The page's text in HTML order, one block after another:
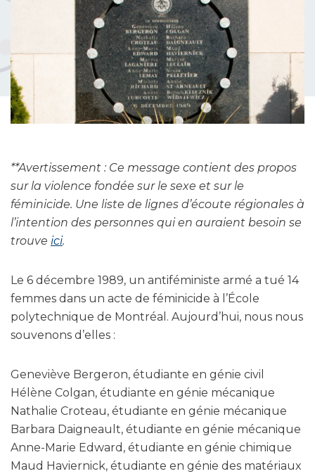
**Avertissement : Ce message contient des propos
sur la violence fondée sur le sexe et sur le
féminicide. Une liste de lignes d’écoute régionales à
l’intention des personnes qui en auraient besoin se
trouve ici.
Le 6 décembre 1989, un antiféministe armé a tué 14
femmes dans un acte de féminicide à l’École
polytechnique de Montréal. Aujourd’hui, nous nous
souvenons d’elles :
Geneviève Bergeron, étudiante en génie civil
Hélène Colgan, étudiante en génie mécanique
Nathalie Croteau, étudiante en génie mécanique
Barbara Daigneault, étudiante en génie mécanique
Anne-Marie Edward, étudiante en génie chimique
Maud Haviernick, étudiante en génie des matériaux